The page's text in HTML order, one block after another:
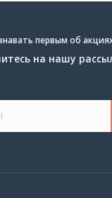
первым об
на нашу